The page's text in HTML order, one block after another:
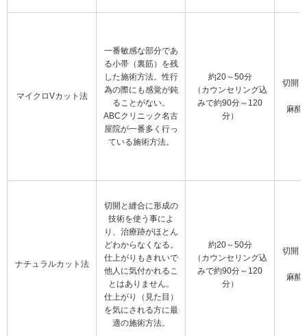
マイクロVカット法
一番敏感な部分であ
る小帯（裏筋）を残
した施術方法。性行
為の際にも感覚が鈍
ることがない。
ABCクリニック名古
屋院が一番多く行っ
ている施術方法。
約20～50分
（カウンセリング込
みで約90分～120
分）
切開
麻酔
ナチュラルカット法
切開と縫合に形成の
技術を使う事によ
り、治療跡がほとん
どわからなくなる。
仕上がりもきれいで
他人に気付かれるこ
とはありません。
仕上がり（見た目）
を気にされる方に最
適の施術方法。
約20～50分
（カウンセリング込
みで約90分～120
分）
切開
麻酔